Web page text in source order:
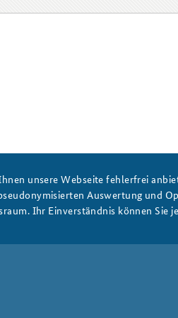
unsere Webseite fehlerfrei
Auswertung und
Ihr Einverständnis können Sie